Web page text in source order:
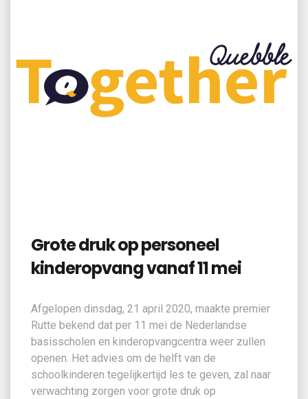
Quebble
Grote druk op personeel
kinderopvang vanaf 11 mei
Afgelopen dinsdag, 21 april 2020, maakte premier
Rutte bekend dat per 11 mei de Nederlandse
basisscholen en kinderopvangcentra weer zullen
openen. Het advies om de helft van de
schoolkinderen tegelijkertijd les te geven, zal naar
verwachting zorgen voor grote druk op